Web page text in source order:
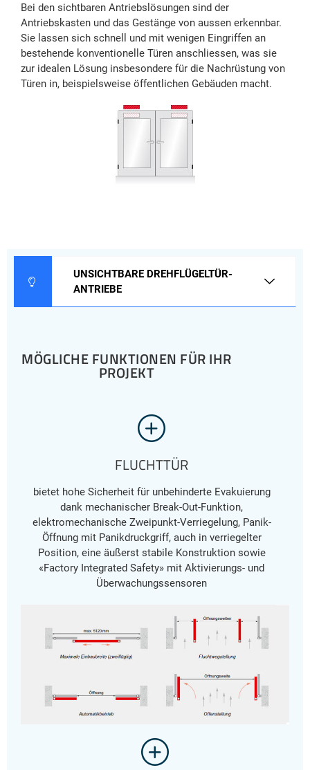
Bei den sichtbaren Antriebslösungen sind der
Antriebskasten und das Gestänge von aussen erkennbar.
Sie lassen sich schnell und mit wenigen Eingriffen an
bestehende konventionelle Türen anschliessen, was sie
zur idealen Lösung insbesondere für die Nachrüstung von
Türen in, beispielsweise öffentlichen Gebäuden macht.
UNSICHTBARE DREHFLÜGELTÜR-
ANTRIEBE
MÖGLICHE FUNKTIONEN FÜR IHR
PROJEKT
FLUCHTTÜR
bietet hohe Sicherheit für unbehinderte Evakuierung
dank mechanischer Break-Out-Funktion,
elektromechanische Zweipunkt-Verriegelung, Panik-
Öffnung mit Panikdruckgriff, auch in verriegelter
Position, eine äußerst stabile Konstruktion sowie
«Factory Integrated Safety» mit Aktivierungs- und
Überwachungssensoren